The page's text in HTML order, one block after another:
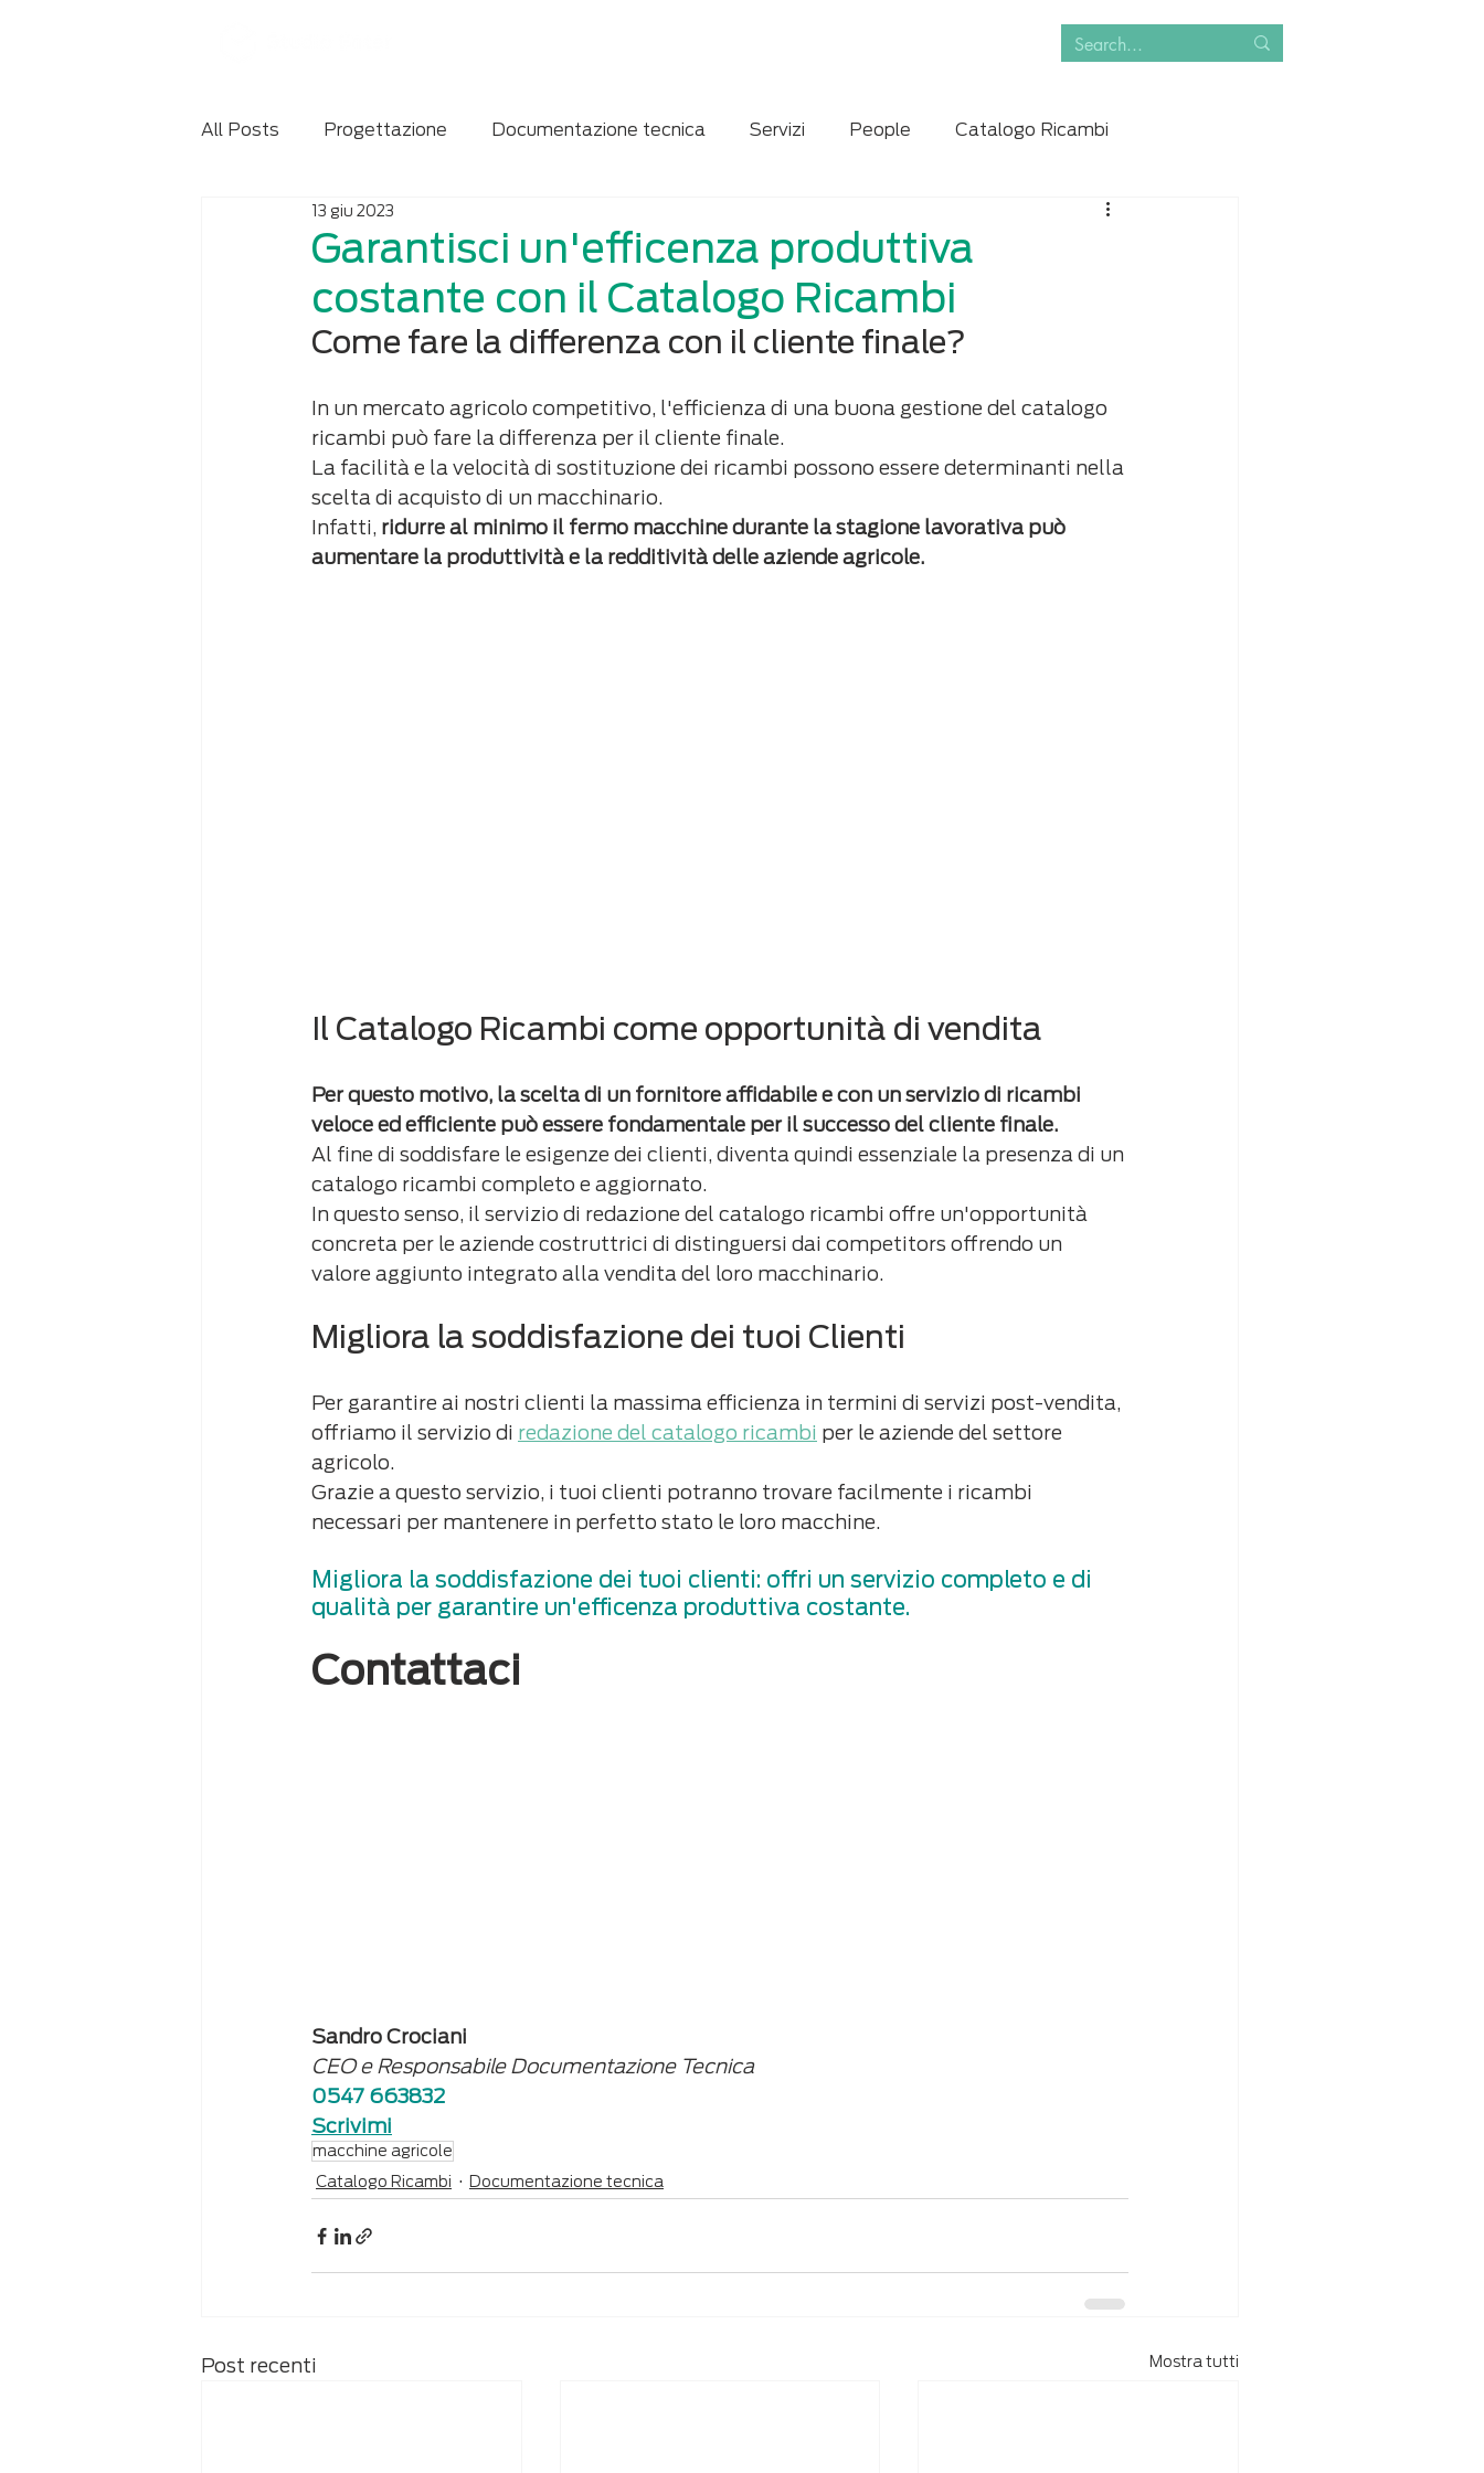
All Posts Progettazione Documentazione tecnica Servizi People Catalogo Ricambi
Manuale d'uso e manutenzione
Garantisci un'efficenza produttiva
costante con il Catalogo Ricambi
13 giu 2023
Come fare la differenza con il cliente finale?
In un mercato agricolo competitivo, l'efficienza di una buona gestione del catalogo
ricambi può fare la differenza per il cliente finale.
La facilità e la velocità di sostituzione dei ricambi possono essere determinanti nella
scelta di acquisto di un macchinario.
Infatti, ridurre al minimo il fermo macchine durante la stagione lavorativa può
aumentare la produttività e la redditività delle aziende agricole.
Il Catalogo Ricambi come opportunità di vendita
Per questo motivo, la scelta di un fornitore affidabile e con un servizio di ricambi
veloce ed efficiente può essere fondamentale per il successo del cliente finale.
Al fine di soddisfare le esigenze dei clienti, diventa quindi essenziale la presenza di un
catalogo ricambi completo e aggiornato.
In questo senso, il servizio di redazione del catalogo ricambi offre un'opportunità
concreta per le aziende costruttrici di distinguersi dai competitors offrendo un
valore aggiunto integrato alla vendita del loro macchinario.
Migliora la soddisfazione dei tuoi Clienti
Per garantire ai nostri clienti la massima efficienza in termini di servizi post-vendita,
offriamo il servizio di redazione del catalogo ricambi per le aziende del settore
agricolo.
Grazie a questo servizio, i tuoi clienti potranno trovare facilmente i ricambi
necessari per mantenere in perfetto stato le loro macchine.
Migliora la soddisfazione dei tuoi clienti: offri un servizio completo e di
qualità per garantire un'efficenza produttiva costante.
Contattaci
Sandro Crociani
CEO e Responsabile Documentazione Tecnica
0547 663832
Scrivimi
macchine agricole
Catalogo Ricambi
Documentazione tecnica
Post recenti Mostra tutti